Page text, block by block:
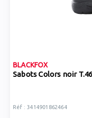
BLACKFOX
Sabots Colors noir
Réf : 3414901862464